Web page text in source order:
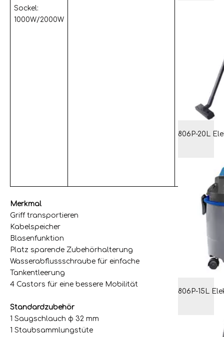
Sockel:
1000W/2000W
Merkmal
Griff transportieren
Kabelspeicher
Blasenfunktion
Platz sparende Zubehörhalterung
Wasserabflussschraube für einfache
Tankentleerung
4 Castors für eine bessere Mobilität
Standardzubehör
1 Saugschlauch φ 32 mm
1 Staubsammlungstüte